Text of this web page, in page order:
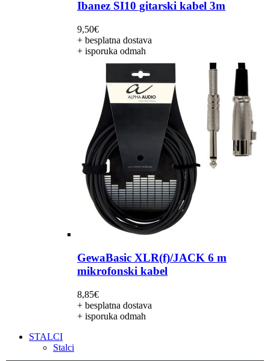
Ibanez SI10 gitarski kabel 3m
9,50€
+ besplatna dostava
+ isporuka odmah
GewaBasic XLR(f)/JACK 6 m
mikrofonski kabel
8,85€
+ besplatna dostava
+ isporuka odmah
STALCI
Stalci